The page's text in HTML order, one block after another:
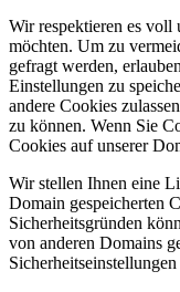
Wir respektieren es voll
möchten. Um zu
gefragt werden,
Einstellungen zu
andere Cookies
zu können. Wenn Sie
Cookies auf unserer
Wir stellen Ihnen eine
Domain gespeicherten
Sicherheitsgründen
von anderen Domains